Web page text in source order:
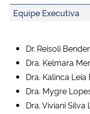
Equipe Executiva
Dr. Reisoli
Dra. Kelmara
Dra. Kalinca Leia
Dra. Mygre
Dra. Viviani Silva